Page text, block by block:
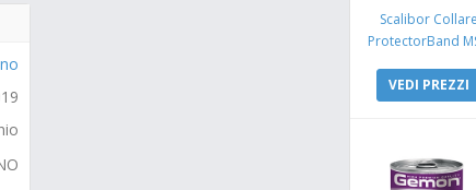
Scalibor Collare
ProtectorBand
VEDI PREZZI